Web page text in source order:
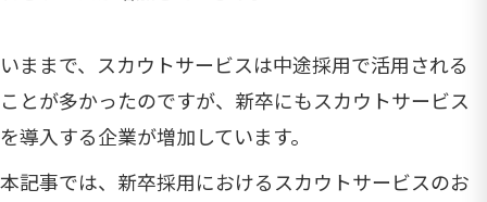
いままで、スカウトサービスは中途採用で活用される
ことが多かったのですが、新卒にもスカウトサービス
を導入する企業が増加しています。
本記事では、新卒採用におけるスカウトサービスのお